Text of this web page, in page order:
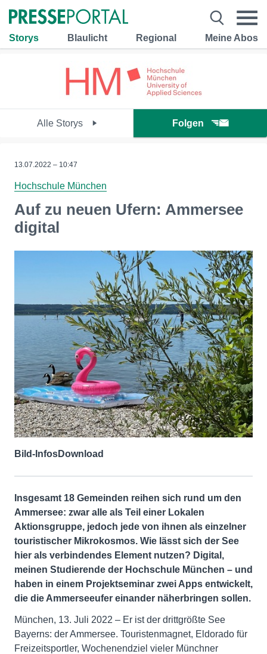
Storys Blaulicht Regional Meine Abos
Alle Storys Folgen
13.07.2022 – 10:47
Hochschule München
Auf zu neuen Ufern: Ammersee
digital
Bild-InfosDownload
Insgesamt 18 Gemeinden reihen sich rund um den
Ammersee: zwar alle als Teil einer Lokalen
Aktionsgruppe, jedoch jede von ihnen als einzelner
touristischer Mikrokosmos. Wie lässt sich der See
hier als verbindendes Element nutzen? Digital,
meinen Studierende der Hochschule München – und
haben in einem Projektseminar zwei Apps entwickelt,
die die Ammerseeufer einander näherbringen sollen.
München, 13. Juli 2022 – Er ist der drittgrößte See
Bayerns: der Ammersee. Touristenmagnet, Eldorado für
Freizeitsportler, Wochenendziel vieler Münchner